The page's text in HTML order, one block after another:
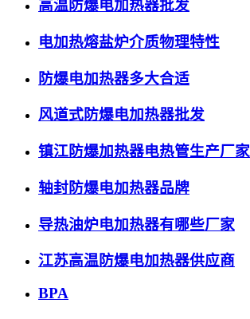
高温防爆电加热器批发
电加热熔盐炉介质物理特性
防爆电加热器多大合适
风道式防爆电加热器批发
镇江防爆加热器电热管生产厂家
轴封防爆电加热器品牌
导热油炉电加热器有哪些厂家
江苏高温防爆电加热器供应商
BPA